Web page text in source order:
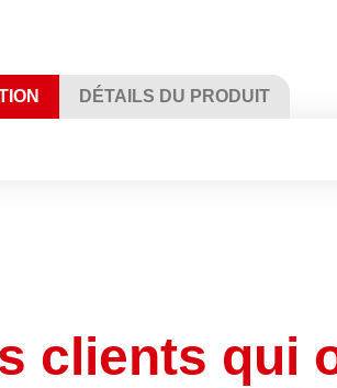
DÉTAILS DU PRODUIT
clients qui